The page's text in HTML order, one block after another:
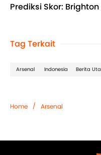
Prediksi Skor:
Tag Terkait
Arsenal Indonesia Berita
Home / Arsenal